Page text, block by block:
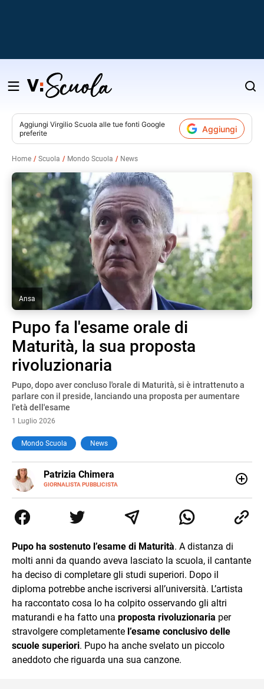
Salta
contenuto
Aggiungi Virgilio Scuola alle tue fonti Google
preferite
Aggiungi
Home Scuola Mondo Scuola News
Ansa
Pupo fa l'esame orale di
Maturità, la sua proposta
rivoluzionaria
Pupo, dopo aver concluso l'orale di Maturità, si è intrattenuto a
parlare con il preside, lanciando una proposta per aumentare
l'età dell'esame
1 Luglio 2026
Mondo Scuola News
Patrizia Chimera
GIORNALISTA PUBBLICISTA
E-
MAIL
LINKEDIN
collaborato con grandi gruppi editoriali e agenzie di
comunicazione specializzandosi nella scrittura di articoli
Pupo ha sostenuto l’esame di Maturità. A distanza di
molti anni da quando aveva lasciato la scuola, il cantante
ha deciso di completare gli studi superiori. Dopo il
diploma potrebbe anche iscriversi all’università. L’artista
ha raccontato cosa lo ha colpito osservando gli altri
maturandi e ha fatto una proposta rivoluzionaria per
stravolgere completamente l’esame conclusivo delle
scuole superiori. Pupo ha anche svelato un piccolo
aneddoto che riguarda una sua canzone.